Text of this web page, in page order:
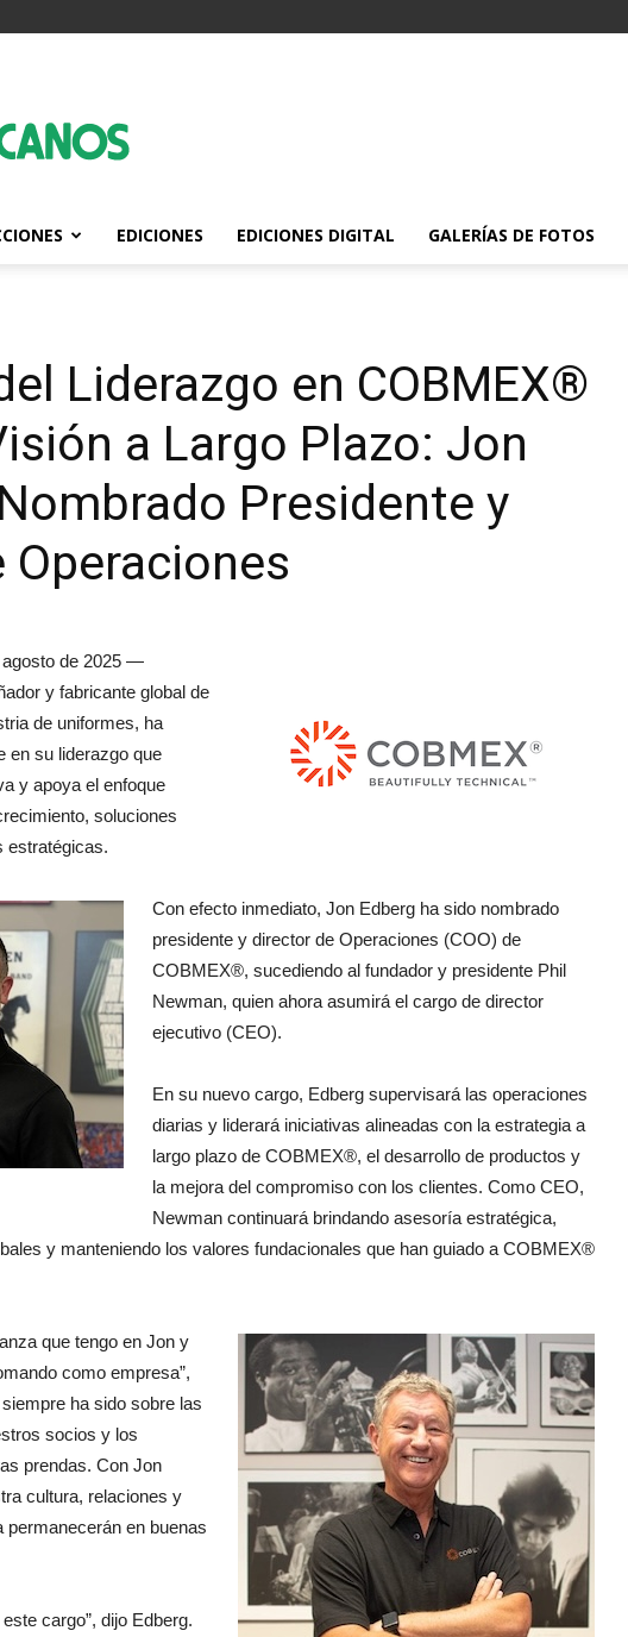
EDICIONES EDICIONES DIGITAL GALERÍAS DE FOTOS
Liderazgo en COBMEX®
a Largo Plazo: Jon
Presidente y
Operaciones
de 2025 —
y fabricante global de
de uniformes, ha
en su liderazgo que
y apoya el enfoque
soluciones
estratégicas.
Con efecto inmediato, Jon Edberg ha sido nombrado
presidente y director de Operaciones (COO) de
COBMEX®, sucediendo al fundador y presidente Phil
Newman, quien ahora asumirá el cargo de director
ejecutivo (CEO).
En su nuevo cargo, Edberg supervisará las operaciones
diarias y liderará iniciativas alineadas con la estrategia a
largo plazo de COBMEX®, el desarrollo de productos y
la mejora del compromiso con los clientes. Como CEO,
Newman continuará brindando asesoría estratégica,
y manteniendo los valores fundacionales que han guiado a COBMEX®
que tengo en Jon y
como empresa”,
ha sido sobre las
socios y los
prendas. Con Jon
cultura, relaciones y
en buenas
cargo”, dijo Edberg.